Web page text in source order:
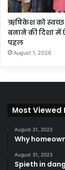
ऋषिकेश को स्वच्छ
बनाने की दिशा में
पहल
August 1, 2026
Most Viewed
August 31, 2023
Why
August 31, 2023
Spieth in